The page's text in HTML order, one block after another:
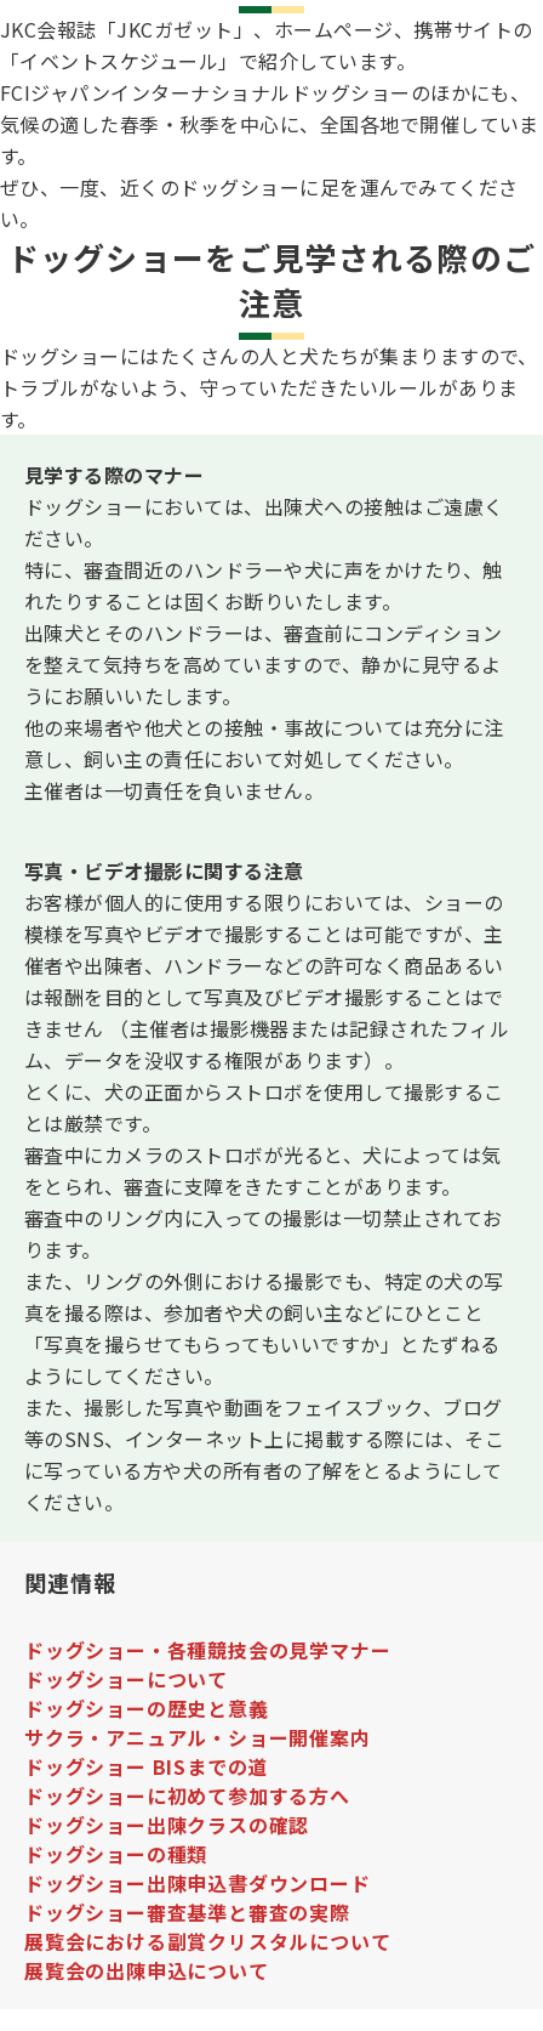
JKC会報誌「JKCガゼット」、ホームページ、携帯サイトの
「イベントスケジュール」で紹介しています。
FCIジャパンインターナショナルドッグショーのほかにも、
気候の適した春季・秋季を中心に、全国各地で開催していま
す。
ぜひ、一度、近くのドッグショーに足を運んでみてくださ
い。
ドッグショーをご見学される際のご
注意
ドッグショーにはたくさんの人と犬たちが集まりますので、
トラブルがないよう、守っていただきたいルールがありま
す。
見学する際のマナー
ドッグショーにおいては、出陳犬への接触はご遠慮く
ださい。
特に、審査間近のハンドラーや犬に声をかけたり、触
れたりすることは固くお断りいたします。
出陳犬とそのハンドラーは、審査前にコンディション
を整えて気持ちを高めていますので、静かに見守るよ
うにお願いいたします。
他の来場者や他犬との接触・事故については充分に注
意し、飼い主の責任において対処してください。
主催者は一切責任を負いません。
写真・ビデオ撮影に関する注意
お客様が個人的に使用する限りにおいては、ショーの
模様を写真やビデオで撮影することは可能ですが、主
催者や出陳者、ハンドラーなどの許可なく商品あるい
は報酬を目的として写真及びビデオ撮影することはで
きません （主催者は撮影機器または記録されたフィル
ム、データを没収する権限があります）。
とくに、犬の正面からストロボを使用して撮影するこ
とは厳禁です。
審査中にカメラのストロボが光ると、犬によっては気
をとられ、審査に支障をきたすことがあります。
審査中のリング内に入っての撮影は一切禁止されてお
ります。
また、リングの外側における撮影でも、特定の犬の写
真を撮る際は、参加者や犬の飼い主などにひとこと
「写真を撮らせてもらってもいいですか」とたずねる
ようにしてください。
また、撮影した写真や動画をフェイスブック、ブログ
等のSNS、インターネット上に掲載する際には、そこ
に写っている方や犬の所有者の了解をとるようにして
ください。
関連情報
ドッグショー・各種競技会の見学マナー
ドッグショーについて
ドッグショーの歴史と意義
サクラ・アニュアル・ショー開催案内
ドッグショー BISまでの道
ドッグショーに初めて参加する方へ
ドッグショー出陳クラスの確認
ドッグショーの種類
ドッグショー出陳申込書ダウンロード
ドッグショー審査基準と審査の実際
展覧会における副賞クリスタルについて
展覧会の出陳申込について